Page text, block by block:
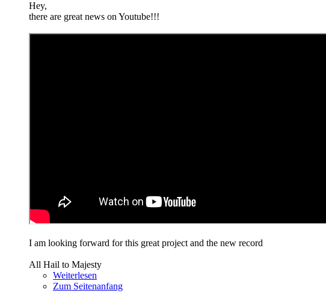
Hey,
there are great news on Youtube!!!
I am looking forward for this great project and the new record
All Hail to Majesty
Weiterlesen
Zum Seitenanfang